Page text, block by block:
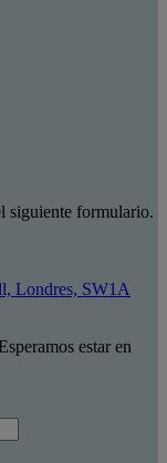
siguiente formulario.
Londres, SW1A
estar en